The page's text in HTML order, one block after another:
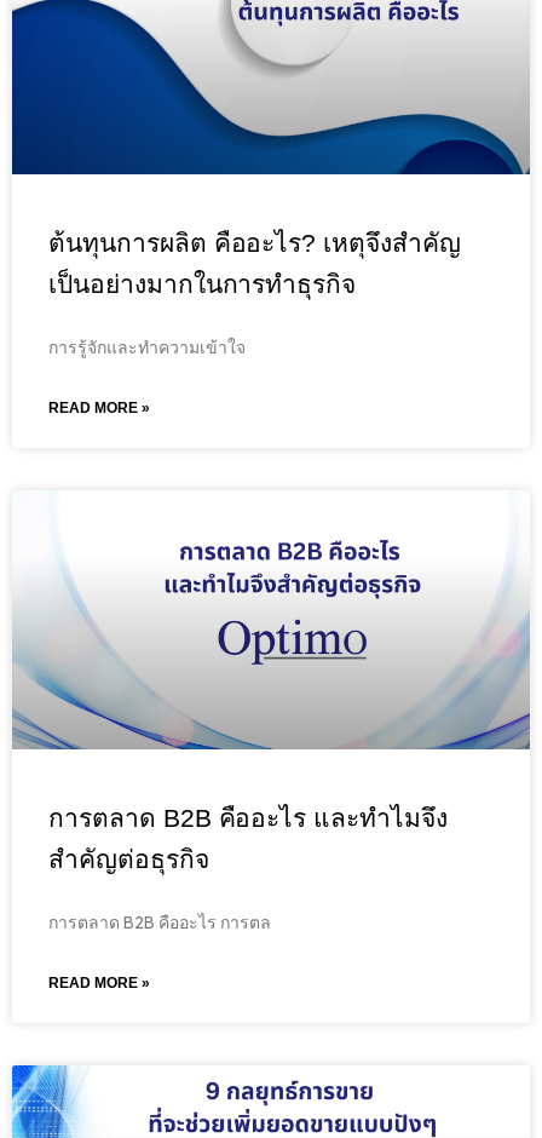
ต้นทุนการผลิต คืออะไร? เหตุจึงสำคัญ
เป็นอย่างมากในการทำธุรกิจ
การรู้จักและทำความเข้าใจ
READ MORE »
การตลาด B2B คืออะไร และทำไมจึง
สำคัญต่อธุรกิจ
การตลาด B2B คืออะไร การตล
READ MORE »